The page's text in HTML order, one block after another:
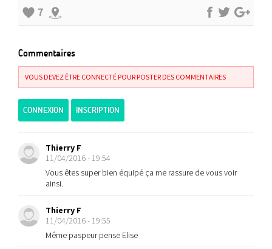
7
Commentaires
VOUS DEVEZ ÊTRE CONNECTÉ POUR POSTER DES COMMENTAIRES
CONNEXION INSCRIPTION
Thierry F
11/04/2016 - 19:54
Vous êtes super bien équipé ça me rassure de vous voir
ainsi.
Thierry F
11/04/2016 - 19:55
Même paspeur pense Elise